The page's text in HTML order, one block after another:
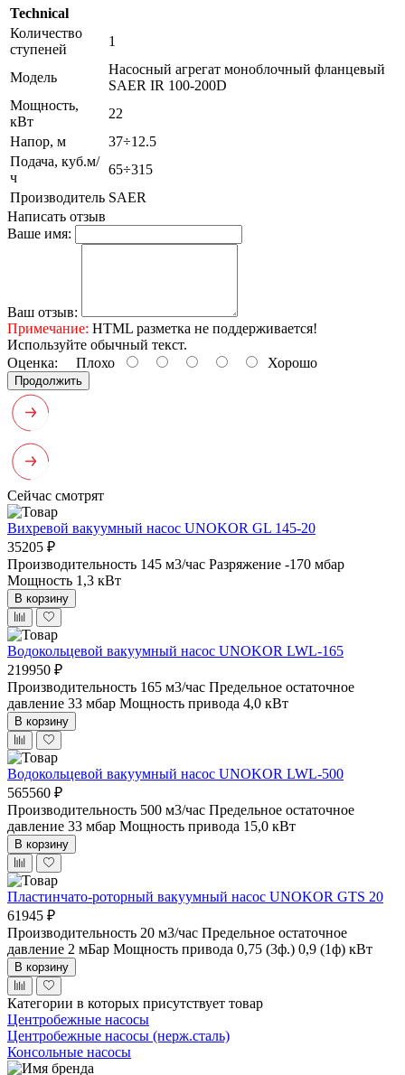
Technical
Количество
ступеней
1
Модель
Насосный агрегат моноблочный фланцевый
SAER IR 100-200D
Мощность,
кВт
22
Напор, м
37÷12.5
Подача, куб.м/
ч
65÷315
Производитель SAER
Написать отзыв
Ваше имя:
Ваш отзыв:
Примечание: HTML разметка не поддерживается!
Используйте обычный текст.
Оценка: Плохо Хорошо
Продолжить
Сейчас смотрят
Вихревой вакуумный насос UNOKOR GL 145-20
35205 ₽
Производительность 145 м3/час Разряжение -170 мбар
Мощность 1,3 кВт
В корзину
Водокольцевой вакуумный насос UNOKOR LWL-165
219950 ₽
Производительность 165 м3/час Предельное остаточное
давление 33 мбар Мощность привода 4,0 кВт
В корзину
Водокольцевой вакуумный насос UNOKOR LWL-500
565560 ₽
Производительность 500 м3/час Предельное остаточное
давление 33 мбар Мощность привода 15,0 кВт
В корзину
Пластинчато-роторный вакуумный насос UNOKOR GTS 20
61945 ₽
Производительность 20 м3/час Предельное остаточное
давление 2 мБар Мощность привода 0,75 (3ф.) 0,9 (1ф) кВт
В корзину
Категории в которых присутствует товар
Центробежные насосы
Центробежные насосы (нерж.сталь)
Консольные насосы